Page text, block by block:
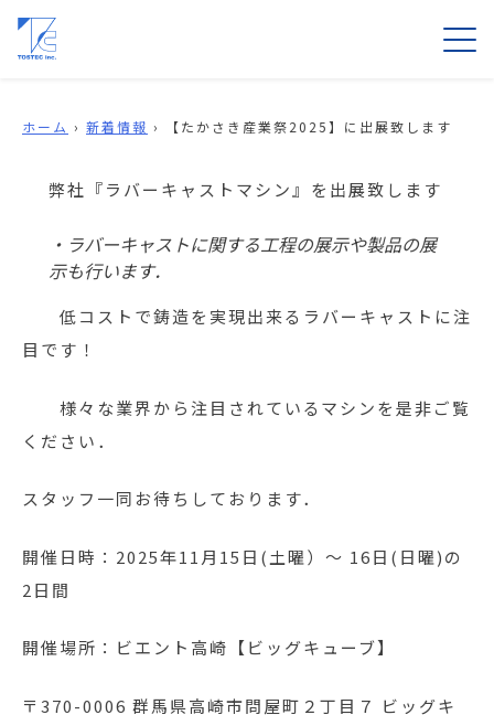
ホーム › 新着情報 › 【たかさき産業祭2025】に出展致します
弊社『ラバーキャストマシン』を出展致します
・ラバーキャストに関する工程の展示や製品の展
示も行います．
低コストで鋳造を実現出来るラバーキャストに注
目です！
様々な業界から注目されているマシンを是非ご覧
ください．
スタッフ一同お待ちしております．
開催日時：2025年11月15日(土曜）～ 16日(日曜)の
2日間
開催場所：ビエント高崎【ビッグキューブ】
〒370-0006 群馬県高崎市問屋町２丁目７ ビッグキ